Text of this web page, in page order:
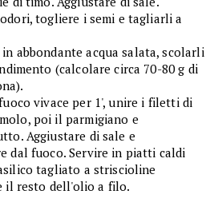
togliere i semi e tagliarli a
abbondante acqua salata, scolarli
(calcolare circa 70-80 g di
vivace per 1', unire i filetti di
poi il parmigiano e
Aggiustare di sale e
dal fuoco. Servire in piatti caldi
tagliato a striscioline
il resto dell'olio a filo.